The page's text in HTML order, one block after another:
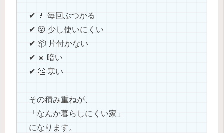
✔ 🚶 毎回ぶつかる
✔ 😵 少し使いにくい
✔ 📦 片付かない
✔ ☀️ 暗い
✔ 🥶 寒い
その積み重ねが、
「なんか暮らしにくい家」
になります。